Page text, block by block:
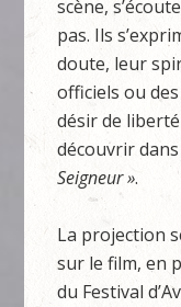
scène,
pas. Ils
doute, leur
officiels ou
désir de
découvrir
Seigneur ».
La projection
sur le film, en
du Festival